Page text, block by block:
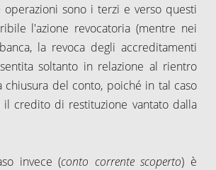
sono i terzi e verso questi
l'azione revocatoria (mentre nei
la revoca degli accreditamenti
soltanto in relazione al rientro
chiusura del conto, poiché in tal caso
il credito di restituzione vantato dalla
invece (conto corrente scoperto) è